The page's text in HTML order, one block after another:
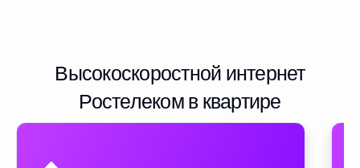
Высокоскоростной интернет
Ростелеком в квартире